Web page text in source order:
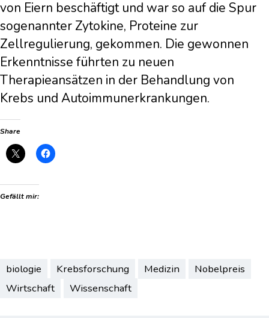
von Eiern beschäftigt und war so auf die Spur
sogenannter Zytokine, Proteine zur
Zellregulierung, gekommen. Die gewonnen
Erkenntnisse führten zu neuen
Therapieansätzen in der Behandlung von
Krebs und Autoimmunerkrankungen.
Share
Gefällt mir:
biologie Krebsforschung Medizin
Nobelpreis
Wirtschaft
Wissenschaft